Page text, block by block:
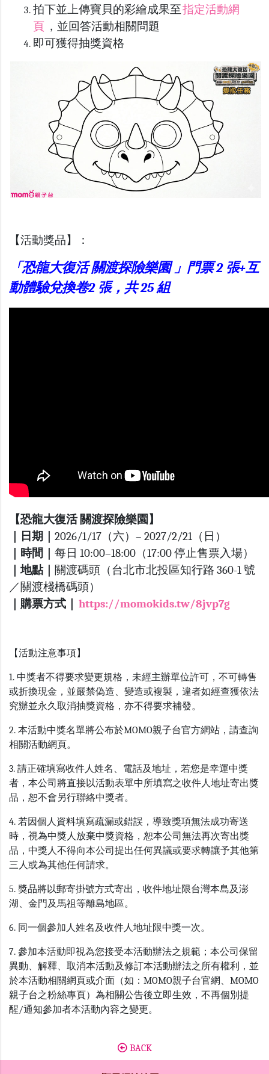
拍下並上傳寶貝的彩繪成果至指定活動網
頁 ，並回答活動相關問題
即可獲得抽獎資格
【活動獎品】：
「恐龍大復活 關渡探險樂園 」門票 2 張+互
動體驗兌換卷2 張，共 25 組
【恐龍大復活 關渡探險樂園】
｜日期｜ 2026/1/17（六）– 2027/2/21（日）
｜時間｜ 每日 10:00–18:00（17:00 停止售票入場）
｜地點｜ 關渡碼頭（台北市北投區知行路 360-1 號
／關渡棧橋碼頭）
｜購票方式｜ https://momokids.tw/8jvp7g
【活動注意事項】
1. 中獎者不得要求變更規格，未經主辦單位許可，不可轉售
或折換現金，並嚴禁偽造、變造或複製，違者如經查獲依法
究辦並永久取消抽獎資格，亦不得要求補發。
2. 本活動中獎名單將公布於MOMO親子台官方網站，請查詢
相關活動網頁。
3. 請正確填寫收件人姓名、電話及地址，若您是幸運中獎
者，本公司將直接以活動表單中所填寫之收件人地址寄出獎
品，恕不會另行聯絡中獎者。
4. 若因個人資料填寫疏漏或錯誤，導致獎項無法成功寄送
時，視為中獎人放棄中獎資格，恕本公司無法再次寄出獎
品，中獎人不得向本公司提出任何異議或要求轉讓予其他第
三人或為其他任何請求。
5. 獎品將以郵寄掛號方式寄出，收件地址限台灣本島及澎
湖、金門及馬祖等離島地區。
6. 同一個參加人姓名及收件人地址限中獎一次。
7. 參加本活動即視為您接受本活動辦法之規範；本公司保留
異動、解釋、取消本活動及修訂本活動辦法之所有權利，並
於本活動相關網頁或介面（如：MOMO親子台官網、MOMO
親子台之粉絲專頁）為相關公告後立即生效，不再個別提
醒/通知參加者本活動內容之變更。
BACK